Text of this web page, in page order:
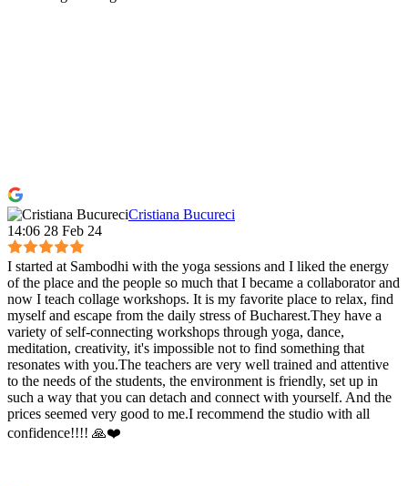
Cristiana Bucureci
14:06 28 Feb 24
I started at Sambodhi with the yoga sessions and I liked the energy
of the place and the people so much that I became a collaborator and
now I teach collage workshops. It is my favorite place to relax, find
myself and escape from the daily stress of Bucharest.They have a
variety of self-connecting workshops through yoga, dance,
meditation, creativity, it's impossible not to find something that
resonates with you.The teachers are very well trained and attentive
to the needs of the students, the environment is friendly, set up in
such a way that you can detach and connect with yourself. And the
prices seemed very good to me.I recommend the studio with all
confidence!!!! 🙏❤️